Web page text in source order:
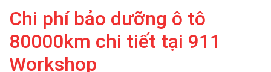
Chi phí bảo dưỡng ô tô
80000km chi tiết tại 911
Workshop